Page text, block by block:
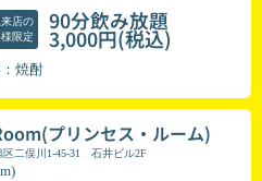
店の
限定
90分飲み放題
3,000円(税込)
焼酎
プリンセス・ルーム)
区二俣川1-45-31 石井ビル2F